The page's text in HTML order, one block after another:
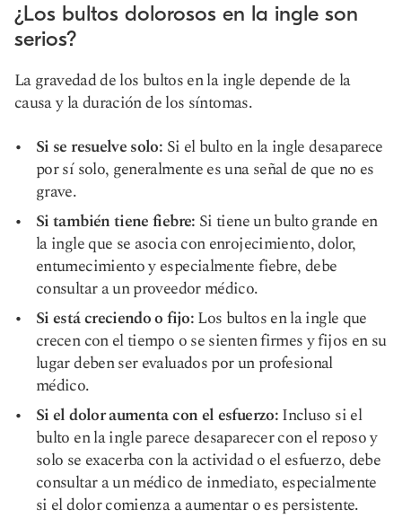
¿Los bultos dolorosos en la ingle son
serios?
La gravedad de los bultos en la ingle depende de la
causa y la duración de los síntomas.
Si se resuelve solo: Si el bulto en la ingle desaparece
por sí solo, generalmente es una señal de que no es
grave.
Si también tiene fiebre: Si tiene un bulto grande en
la ingle que se asocia con enrojecimiento, dolor,
entumecimiento y especialmente fiebre, debe
consultar a un proveedor médico.
Si está creciendo o fijo:Los bultos en la ingle que
crecen con el tiempo o se sienten firmes y fijos en su
lugar deben ser evaluados por un profesional
médico.
Si el dolor aumenta con el esfuerzo:Incluso si el
bulto en la ingle parece desaparecer con el reposo y
solo se exacerba con la actividad o el esfuerzo, debe
consultar a un médico de inmediato, especialmente
si el dolor comienza a aumentar o es persistente.